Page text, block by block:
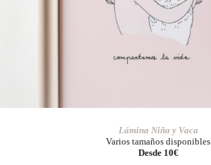
Lámina Niña y Vaca
Varios tamaños disponibles
Desde 10€